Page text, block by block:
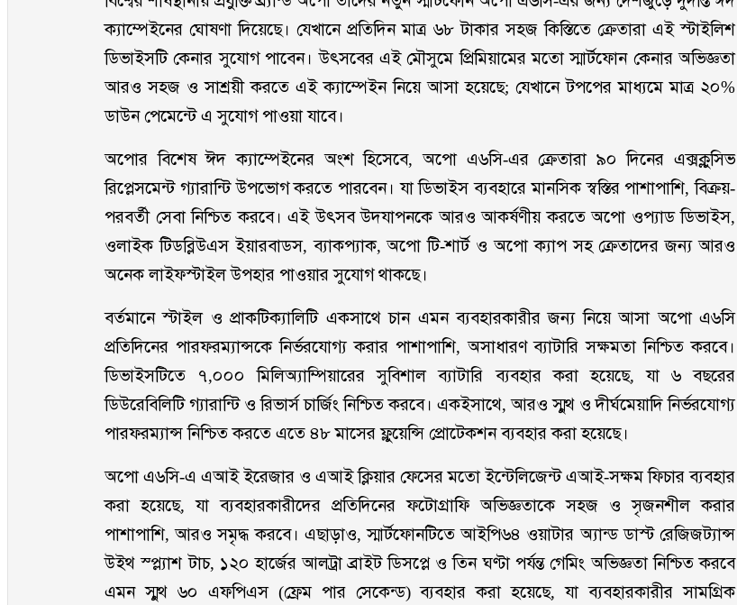
ক্যাম্পেইনের ঘোষণা দিয়েছে। যেখানে প্রতিদিন মাত্র ৬৮ টাকার সহজ কিস্তিতে ক্রেতারা এই স্টাইলিশ
ডিভাইসটি কেনার সুযোগ পাবেন। উৎসবের এই মৌসুমে প্রিমিয়ামের মতো স্মার্টফোন কেনার অভিজ্ঞতা
আরও সহজ ও সাশ্রয়ী করতে এই ক্যাম্পেইন নিয়ে আসা হয়েছে; যেখানে টপপের মাধ্যমে মাত্র ২০%
ডাউন পেমেন্টে এ সুযোগ পাওয়া যাবে।
অপোর বিশেষ ঈদ ক্যাম্পেইনের অংশ হিসেবে, অপো এ৬সি-এর ক্রেতারা ৯০ দিনের এক্সক্লুসিভ
রিপ্লেসমেন্ট গ্যারান্টি উপভোগ করতে পারবেন। যা ডিভাইস ব্যবহারে মানসিক স্বস্তির পাশাপাশি, বিক্রয়-
পরবর্তী সেবা নিশ্চিত করবে। এই উৎসব উদযাপনকে আরও আকর্ষণীয় করতে অপো ওপ্যাড ডিভাইস,
ওলাইক টিডব্লিউএস ইয়ারবাডস, ব্যাকপ্যাক, অপো টি-শার্ট ও অপো ক্যাপ সহ ক্রেতাদের জন্য আরও
অনেক লাইফস্টাইল উপহার পাওয়ার সুযোগ থাকছে।
বর্তমানে স্টাইল ও প্রাকটিক্যালিটি একসাথে চান এমন ব্যবহারকারীর জন্য নিয়ে আসা অপো এ৬সি
প্রতিদিনের পারফরম্যান্সকে নির্ভরযোগ্য করার পাশাপাশি, অসাধারণ ব্যাটারি সক্ষমতা নিশ্চিত করবে।
ডিভাইসটিতে ৭,০০০ মিলিঅ্যাম্পিয়ারের সুবিশাল ব্যাটারি ব্যবহার করা হয়েছে, যা ৬ বছরের
ডিউরেবিলিটি গ্যারান্টি ও রিভার্স চার্জিং নিশ্চিত করবে। একইসাথে, আরও স্মুথ ও দীর্ঘমেয়াদি নির্ভরযোগ্য
পারফরম্যান্স নিশ্চিত করতে এতে ৪৮ মাসের ফ্লুয়েন্সি প্রোটেকশন ব্যবহার করা হয়েছে।
অপো এ৬সি-এ এআই ইরেজার ও এআই ক্লিয়ার ফেসের মতো ইন্টেলিজেন্ট এআই-সক্ষম ফিচার ব্যবহার
করা হয়েছে, যা ব্যবহারকারীদের প্রতিদিনের ফটোগ্রাফি অভিজ্ঞতাকে সহজ ও সৃজনশীল করার
পাশাপাশি, আরও সমৃদ্ধ করবে। এছাড়াও, স্মার্টফোনটিতে আইপি৬৪ ওয়াটার অ্যান্ড ডাস্ট রেজিজট্যান্স
উইথ স্প্ল্যাশ টাচ, ১২০ হার্জের আলট্রা ব্রাইট ডিসপ্লে ও তিন ঘণ্টা পর্যন্ত গেমিং অভিজ্ঞতা নিশ্চিত করবে
এমন স্মুথ ৬০ এফপিএস (ফ্রেম পার সেকেন্ড) ব্যবহার করা হয়েছে, যা ব্যবহারকারীর সামগ্রিক